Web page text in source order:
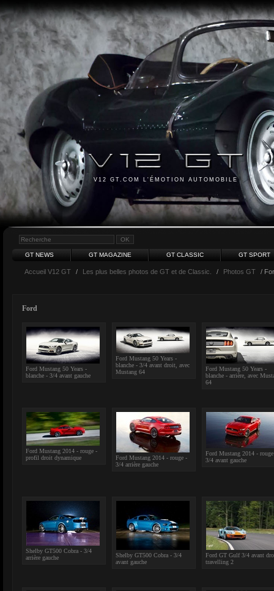
V12 GT.COM L'ÉMOTION AUTOMOBILE
GT NEWS GT MAGAZINE GT CLASSIC GT SPORT
Accueil V12 GT / Les plus belles photos de GT et de Classic. / Photos GT /
Ford
Ford Mustang 50 Years -
blanche - 3/4 avant gauche
Ford Mustang 50 Years -
blanche - 3/4 avant droit, avec
Mustang 64
Ford Mustang 50 Years -
blanche - arrière, avec
64
Ford Mustang 2014 - rouge -
profil droit dynamique
Ford Mustang 2014 - rouge -
3/4 arrière gauche
Ford Mustang 2014 -
3/4 avant gauche
Shelby GT500 Cobra - 3/4
arrière gauche
Shelby GT500 Cobra - 3/4
avant gauche
Ford GT Gulf 3/4 avant
travelling 2